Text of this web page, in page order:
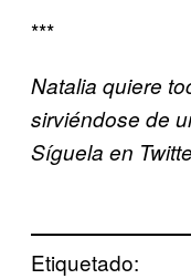
***
Natalia quiere
sirviéndose de
Síguela en
Etiquetado: